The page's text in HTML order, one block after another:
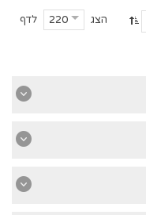
הצג 220 לדף